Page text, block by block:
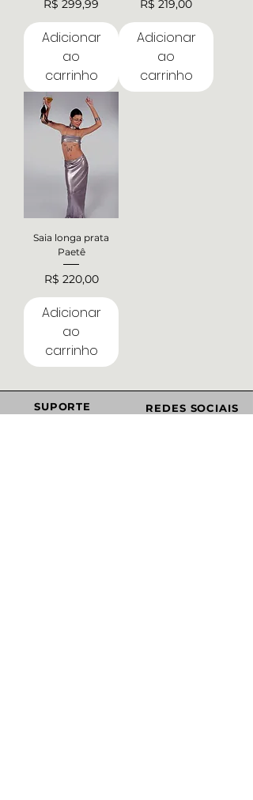
Preço
R$ 299,99
Adicionar
ao
carrinho
Preço
R$ 219,00
Adicionar
ao
carrinho
Saia longa prata
Paetê
Preço
R$ 220,00
Adicionar
ao
carrinho
SUPORTE REDES SOCIAIS